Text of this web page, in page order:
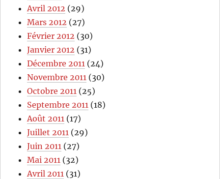
Avril 2012 (29)
Mars 2012 (27)
Février 2012 (30)
Janvier 2012 (31)
Décembre 2011 (24)
Novembre 2011 (30)
Octobre 2011 (25)
Septembre 2011 (18)
Août 2011 (17)
Juillet 2011 (29)
Juin 2011 (27)
Mai 2011 (32)
Avril 2011 (31)